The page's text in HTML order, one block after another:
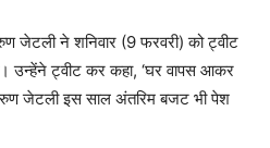
जेटली ने शनिवार (9 फरवरी) को ट्वीट
उन्हेंने ट्वीट कर कहा, ‘घर वापस आकर
जेटली इस साल अंतरिम बजट भी पेश